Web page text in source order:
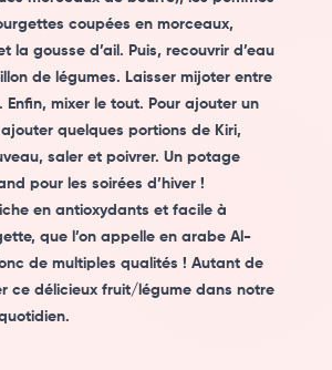
coupées en morceaux,
la gousse d’ail. Puis, recouvrir d’eau
de légumes. Laisser mijoter entre
Enfin, mixer le tout. Pour ajouter un
quelques portions de Kiri,
saler et poivrer. Un potage
pour les soirées d’hiver !
en antioxydants et facile à
que l’on appelle en arabe Al-
de multiples qualités ! Autant de
ce délicieux fruit/légume dans notre